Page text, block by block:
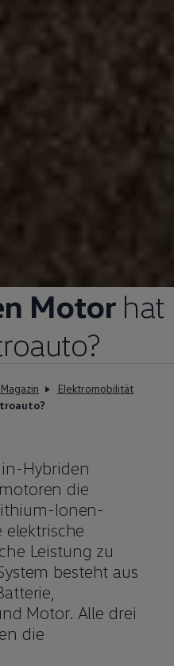
Motor hat
Magazin
Elektromobilität
Hybriden
die
Ionen-
elektrische
Leistung zu
besteht aus
Motor. Alle drei
die